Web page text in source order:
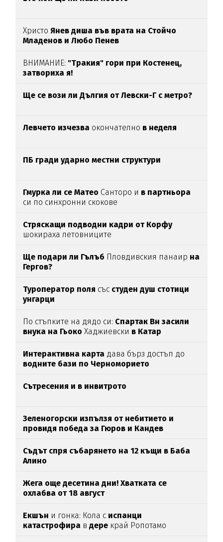
ХристоЯнев диша във врата на Стойчо
Младенов и Любо Пенев
ВНИМАНИЕ: "Тракия" гори при Костенец,
затвориха я!
Ще се вози ли Дългия от Левски-Г с метро?
Левчето изчезва окончателно в неделя
ПБ гради ударно местни структури
Гмурка ли се Матео Санторо и в партньора
си по синхронни скокове
Стряскащи подводни кадри от Корфу
шокираха летовниците
Ще подари ли Гълъб Пловдивския панаир на
Гергов?
Туроператор поля със студен душ стотици
унгарци
По стъпките на дядо си: Спартак Вн засили
внука на Гьоко Хаджиевски в Катар
Интерактивна карта дава бърз достъп до
водните бази по Черноморието
Сътресения и в инвитрото
Зеленогорски изпълзя от небитието и
провидя победа за Гюров и Кандев
Съдът спря събарянето на 12 къщи в Баба
Алино
Жега още десетина дни! Хватката се
охлабва от 18 август
Екшън и гонка: Кола с испанци
катастрофира вдере край Ропотамо